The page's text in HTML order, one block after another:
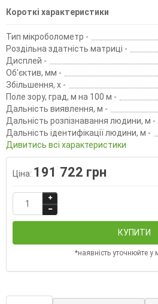
Короткі характеристики
Тип мікроболометр -
Роздільна здатність матриці -
Дисплей -
Об'єктив, мм -
Збільшення, х -
Поле зору, град, м на 100 м -
Дальність виявлення, м -
Дальність розпізнавання людини, м -
Дальність ідентифікації людини, м -
Дивитись всі характеристики
Ціна: 191 722 грн
КУПИТИ
*наявність уточнюйте у